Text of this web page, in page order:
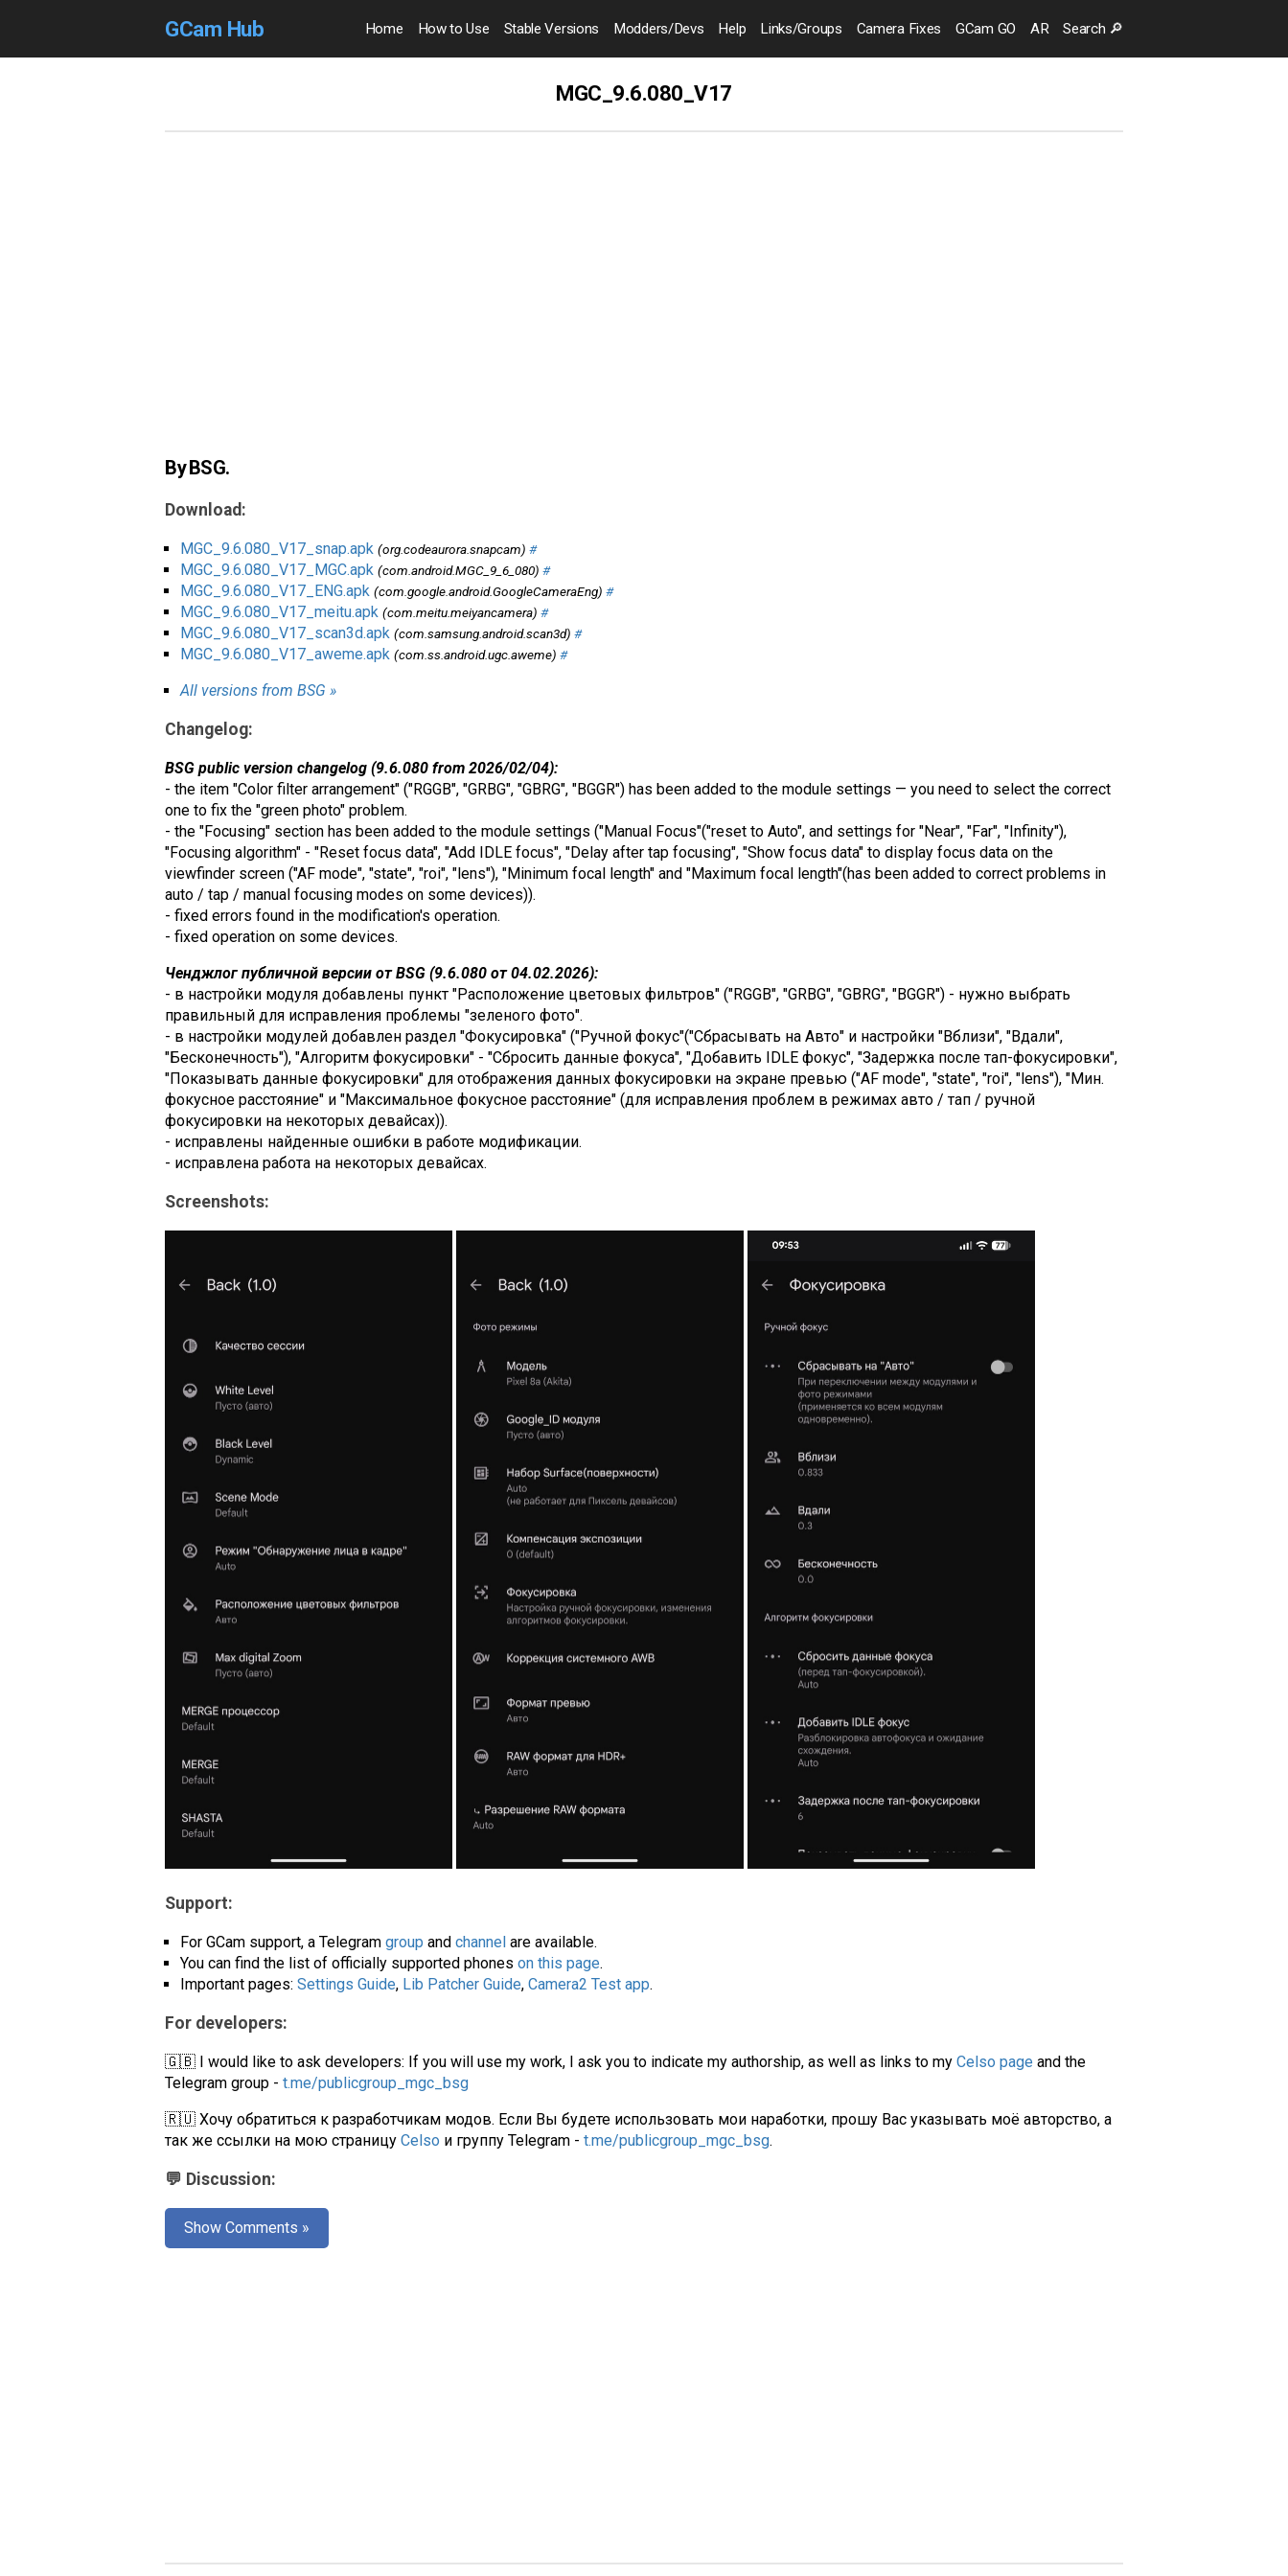
GCam Hub Home How to Use Stable Versions Modders/Devs Help Links/Groups Camera Fixes GCam GO AR Search 🔎
MGC_9.6.080_V17
By BSG.
Download:
MGC_9.6.080_V17_snap.apk (org.codeaurora.snapcam) #
MGC_9.6.080_V17_MGC.apk (com.android.MGC_9_6_080) #
MGC_9.6.080_V17_ENG.apk (com.google.android.GoogleCameraEng) #
MGC_9.6.080_V17_meitu.apk (com.meitu.meiyancamera) #
MGC_9.6.080_V17_scan3d.apk (com.samsung.android.scan3d) #
MGC_9.6.080_V17_aweme.apk (com.ss.android.ugc.aweme) #
All versions from BSG »
Changelog:
BSG public version changelog (9.6.080 from 2026/02/04):
- the item "Color filter arrangement" ("RGGB", "GRBG", "GBRG", "BGGR") has been added to the module settings — you need to select the correct
one to fix the "green photo" problem.
- the "Focusing" section has been added to the module settings ("Manual Focus"("reset to Auto", and settings for "Near", "Far", "Infinity"),
"Focusing algorithm" - "Reset focus data", "Add IDLE focus", "Delay after tap focusing", "Show focus data" to display focus data on the
viewfinder screen ("AF mode", "state", "roi", "lens"), "Minimum focal length" and "Maximum focal length"(has been added to correct problems in
auto / tap / manual focusing modes on some devices)).
- fixed errors found in the modification's operation.
- fixed operation on some devices.
Ченджлог публичной версии от BSG (9.6.080 от 04.02.2026):
- в настройки модуля добавлены пункт "Расположение цветовых фильтров" ("RGGB", "GRBG", "GBRG", "BGGR") - нужно выбрать
правильный для исправления проблемы "зеленого фото".
- в настройки модулей добавлен раздел "Фокусировка" ("Ручной фокус"("Сбрасывать на Авто" и настройки "Вблизи", "Вдали",
"Бесконечность"), "Алгоритм фокусировки" - "Сбросить данные фокуса", "Добавить IDLE фокус", "Задержка после тап-фокусировки",
"Показывать данные фокусировки" для отображения данных фокусировки на экране превью ("AF mode", "state", "roi", "lens"), "Мин.
фокусное расстояние" и "Максимальное фокусное расстояние" (для исправления проблем в режимах авто / тап / ручной
фокусировки на некоторых девайсах)).
- исправлены найденные ошибки в работе модификации.
- исправлена работа на некоторых девайсах.
Screenshots:
Support:
For GCam support, a Telegram group and channel are available.
You can find the list of officially supported phones on this page.
Important pages: Settings Guide, Lib Patcher Guide, Camera2 Test app.
For developers:
🇬🇧 I would like to ask developers: If you will use my work, I ask you to indicate my authorship, as well as links to my Celso page and the
Telegram group - t.me/publicgroup_mgc_bsg
🇷🇺 Хочу обратиться к разработчикам модов. Если Вы будете использовать мои наработки, прошу Вас указывать моё авторство, а
так же ссылки на мою страницу Celso и группу Telegram - t.me/publicgroup_mgc_bsg.
💬 Discussion:
Show Comments »